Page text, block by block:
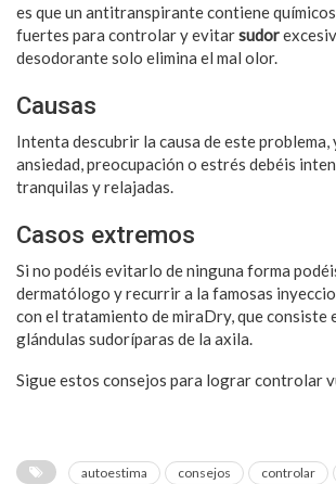
es que un antitranspirante contiene
fuertes para controlar y evitarsudor
desodorante solo elimina el mal olor.
Causas
Intenta descubrir la causa de este problema,
ansiedad, preocupación o estrés debéis
tranquilas y relajadas.
Casos extremos
Si no podéis evitarlo de ninguna forma
dermatólogo y recurrir a la famosas
con el tratamiento de miraDry, que consiste
glándulas sudoríparas de la axila.
Sigue estos consejos para lograr controlar
autoestima consejos controlar